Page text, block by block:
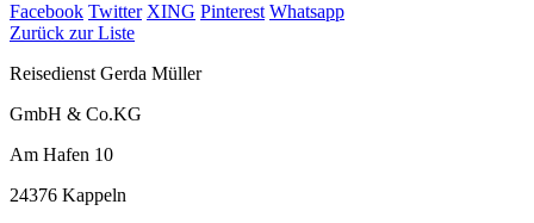
Facebook Twitter XING Pinterest Whatsapp
Zurück zur Liste
Reisedienst Gerda Müller
GmbH & Co.KG
Am Hafen 10
24376 Kappeln